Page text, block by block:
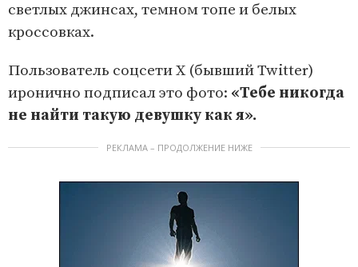
светлых джинсах, темном топе и белых
кроссовках.
Пользователь соцсети X (бывший Twitter)
иронично подписал это фото: «Тебе никогда
не найти такую девушку как я».
РЕКЛАМА – ПРОДОЛЖЕНИЕ НИЖЕ